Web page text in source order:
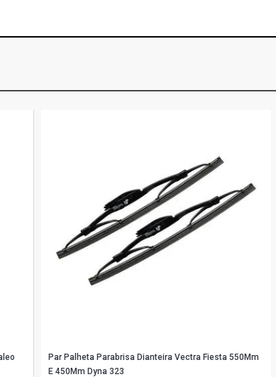
Par Palheta Parabrisa Dianteira Vectra Fiesta 550Mm
E 450Mm Dyna 323